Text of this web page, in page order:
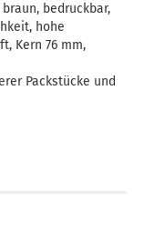
bedruckbar,
hohe
Kern 76 mm,
Packstücke und